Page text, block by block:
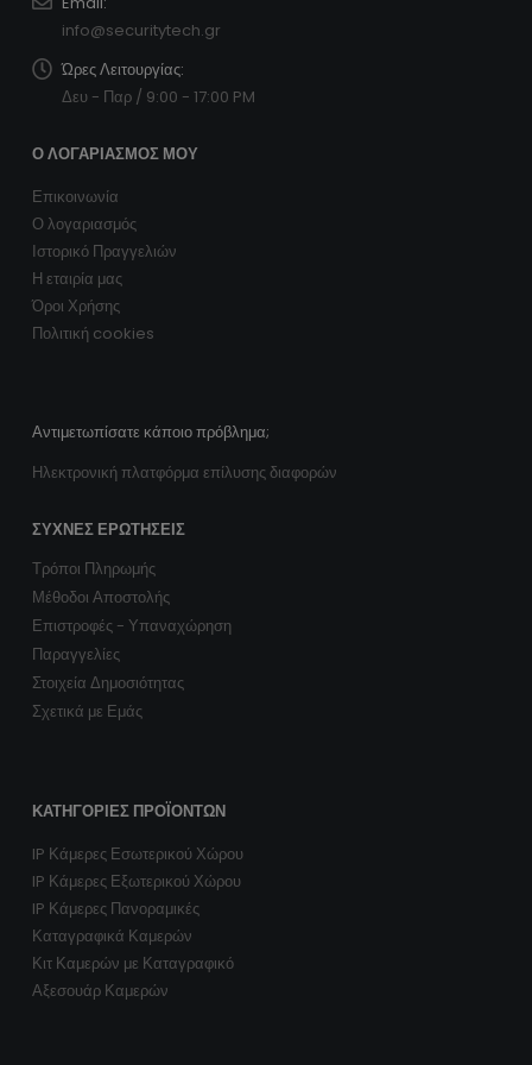
Email:
Ώρες Λειτουργίας:
Επικοινωνία
Ο λογαριασμός
Ιστορικό Πραγγελιών
Η εταιρία μας
Όροι Χρήσης
Τρόποι Πληρωμής
Μέθοδοι Αποστολής
Επιστροφές - Υπαναχώρηση
Παραγγελίες
Στοιχεία Δημοσιότητας
IP Κάμερες Εσωτερικού Χώρου
IP Κάμερες Εξωτερικού Χώρου
IP Κάμερες Πανοραμικές
Καταγραφικά Καμερών
Κιτ Καμερών με Καταγραφικό